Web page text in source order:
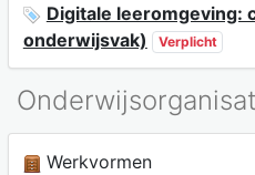
Digitale leeromgeving:
onderwijsvak)
Verplicht
Werkvormen